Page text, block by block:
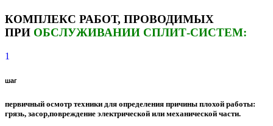
КОМПЛЕКС РАБОТ, ПРОВОДИМЫХ
ПРИ ОБСЛУЖИВАНИИ СПЛИТ-СИСТЕМ:
1
шаг
первичный осмотр техники для определения причины плохой работы:
грязь, засор,повреждение электрической или механической части.